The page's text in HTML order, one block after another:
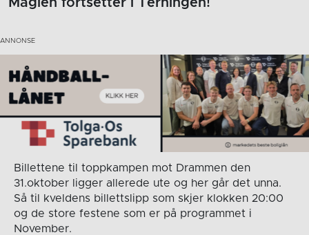
Billettene til toppkampen mot Drammen den
31.oktober ligger allerede ute og her går det unna.
Så til kveldens billettslipp som skjer klokken 20:00
og de store festene som er på programmet i
November.